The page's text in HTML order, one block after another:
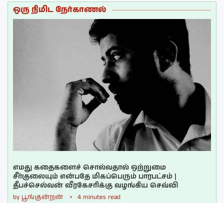
ஒரு நிமிட நேர்காணல்
எமது கதைகளைச் சொல்வதால் ஒற்றுமை
சீர்குலையும் என்பதே மிகப்பெரும் பாரபட்சம் |
தீபச்செல்வன் வீரகேசரிக்கு வழங்கிய செவ்வி
by பூங்குன்றன் 4 minutes read